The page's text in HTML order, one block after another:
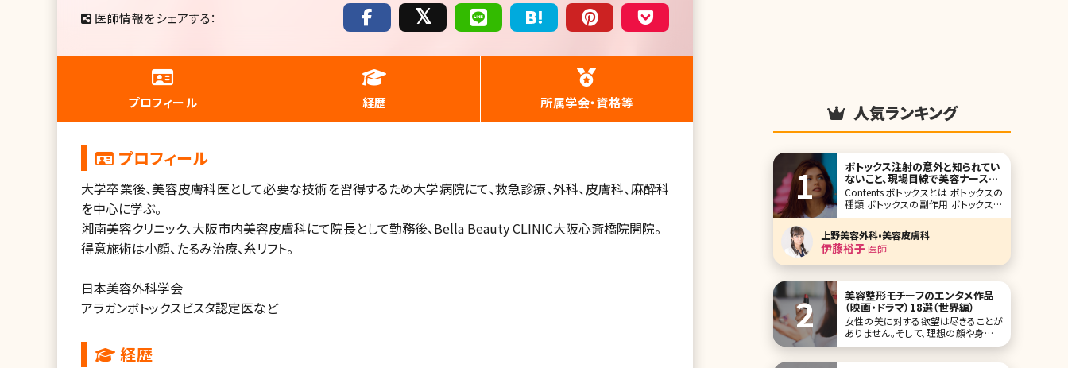
医師情報をシェアする：
プロフィール 経歴 所属学会・資格等
プロフィール
大学卒業後、美容皮膚科医として必要な技術を習得するため大学病院にて、救急診療、外科、皮膚科、麻酔科
を中心に学ぶ。
湘南美容クリニック、大阪市内美容皮膚科にて院長として勤務後、Bella Beauty CLINIC大阪心斎橋院開院。
得意施術は小顔、たるみ治療、糸リフト。
日本美容外科学会
アラガンボトックスビスタ認定医など
経歴
人気ランキング
ボトックス注射の意外と知られてい
ないこと、現場目線で美容ナースが
徹底解説
Contents ボトックスとは ボトックスの
種類 ボトックスの副作用 ボトックスの
価格 注入する箇所 まとめ 太陽の光が
眩しかったり、体をどこかにぶつけて痛
みがある時に出てくる眉間のシワは年
代問わず起こり得ます。ただ、そのシワ
は年齢を重ねれば重ねるほどに残って
上野美容外科•美容皮膚科
伊藤裕子医師
美容整形モチーフのエンタメ作品
（映画・ドラマ）18選（世界編）
女性の美に対する欲望は尽きることが
ありません。そして、理想の顔や身体を
手に入れる方法のひとつに美容整形